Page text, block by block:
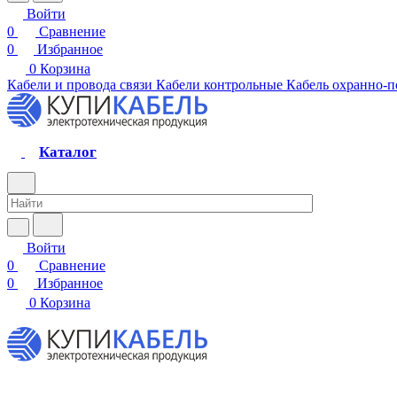
Войти
0
Сравнение
0
Избранное
0 Корзина
Кабели и провода связи Кабели контрольные Кабель охранно-
Каталог
Войти
0
Сравнение
0
Избранное
0 Корзина